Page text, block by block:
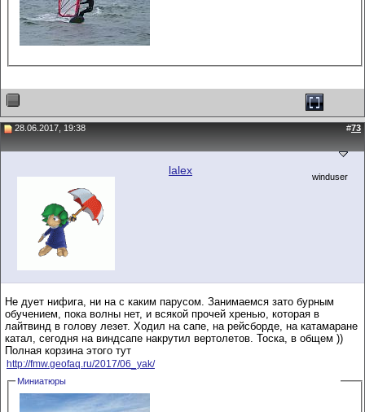
28.06.2017, 19:38 #73
lalex winduser
Не дует нифига, ни на с каким парусом. Занимаемся зато бурным
обучением, пока волны нет, и всякой прочей хренью, которая в
лайтвинд в голову лезет. Ходил на сапе, на рейсборде, на катамаране
катал, сегодня на виндсапе накрутил вертолетов. Тоска, в общем ))
Полная корзина этого тут
http://fmw.geofaq.ru/2017/06_yak/
Миниатюры